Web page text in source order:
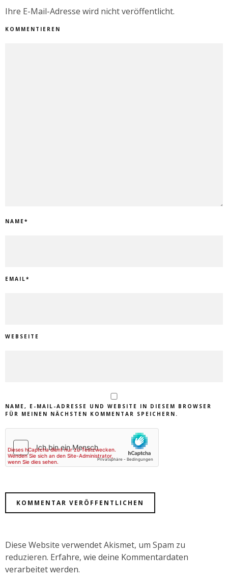
Ihre E-Mail-Adresse wird nicht veröffentlicht.
KOMMENTIEREN
NAME*
EMAIL*
WEBSEITE
NAME, E-MAIL-ADRESSE UND WEBSITE IN DIESEM BROWSER
FÜR MEINEN NÄCHSTEN KOMMENTAR SPEICHERN.
Diese Website verwendet Akismet, um Spam zu
reduzieren. Erfahre, wie deine Kommentardaten
verarbeitet werden.